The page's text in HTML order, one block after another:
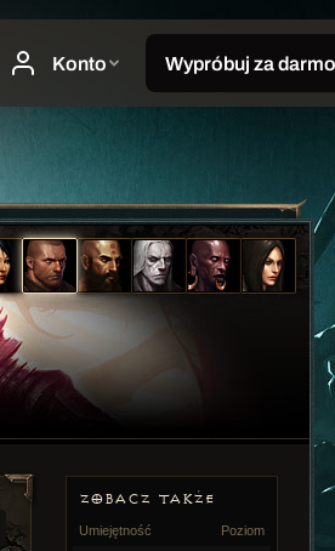
ZOBACZ TAKŻE
Poziom
Umiejętność